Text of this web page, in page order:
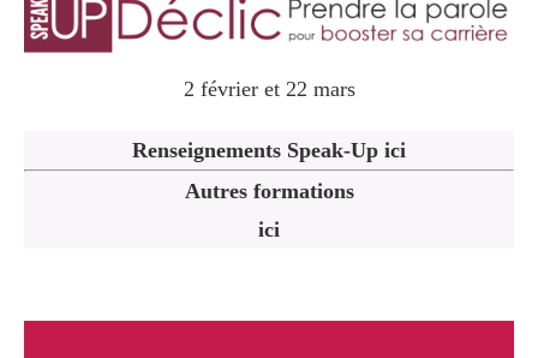
2 février et 22 mars
Renseignements Speak-Up ici
Autres formations
ici